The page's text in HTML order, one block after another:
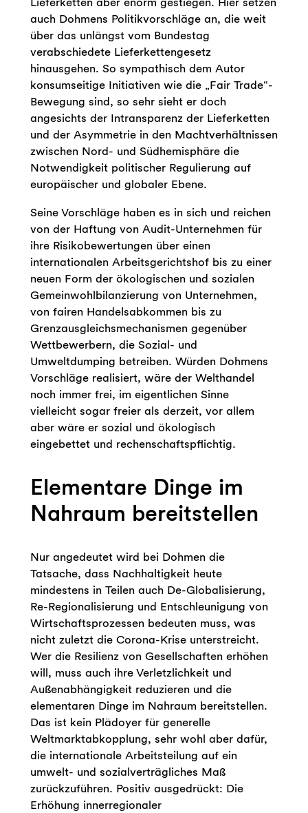
auch Dohmens Politikvorschläge an, die weit
über das unlängst vom Bundestag
verabschiedete Lieferkettengesetz
hinausgehen. So sympathisch dem Autor
konsumseitige Initiativen wie die „Fair Trade“-
Bewegung sind, so sehr sieht er doch
angesichts der Intransparenz der Lieferketten
und der Asymmetrie in den Machtverhältnissen
zwischen Nord- und Südhemisphäre die
Notwendigkeit politischer Regulierung auf
europäischer und globaler Ebene.
Seine Vorschläge haben es in sich und reichen
von der Haftung von Audit-Unternehmen für
ihre Risikobewertungen über einen
internationalen Arbeitsgerichtshof bis zu einer
neuen Form der ökologischen und sozialen
Gemeinwohlbilanzierung von Unternehmen,
von fairen Handelsabkommen bis zu
Grenzausgleichsmechanismen gegenüber
Wettbewerbern, die Sozial- und
Umweltdumping betreiben. Würden Dohmens
Vorschläge realisiert, wäre der Welthandel
noch immer frei, im eigentlichen Sinne
vielleicht sogar freier als derzeit, vor allem
aber wäre er sozial und ökologisch
eingebettet und rechenschaftspflichtig.
Elementare Dinge im
Nahraum bereitstellen
Nur angedeutet wird bei Dohmen die
Tatsache, dass Nachhaltigkeit heute
mindestens in Teilen auch De-Globalisierung,
Re-Regionalisierung und Entschleunigung von
Wirtschaftsprozessen bedeuten muss, was
nicht zuletzt die Corona-Krise unterstreicht.
Wer die Resilienz von Gesellschaften erhöhen
will, muss auch ihre Verletzlichkeit und
Außenabhängigkeit reduzieren und die
elementaren Dinge im Nahraum bereitstellen.
Das ist kein Plädoyer für generelle
Weltmarktabkopplung, sehr wohl aber dafür,
die internationale Arbeitsteilung auf ein
umwelt- und sozialverträgliches Maß
zurückzuführen. Positiv ausgedrückt: Die
Erhöhung innerregionaler